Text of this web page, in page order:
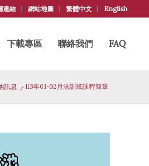
連結 網站地圖 繁體中文 English
下載專區 聯絡我們 FAQ
訊息 / 113年01-02月泳訓班課程簡章